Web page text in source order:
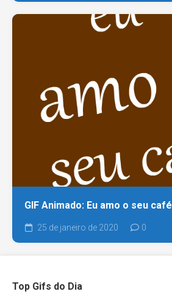
GIF Animado: Eu amo o seu café
25 de janeiro de 2020 0
Top Gifs do Dia